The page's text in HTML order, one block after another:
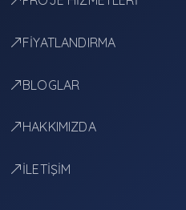
FİYATLANDIRMA
BLOGLAR
HAKKIMIZDA
İLETİŞİM